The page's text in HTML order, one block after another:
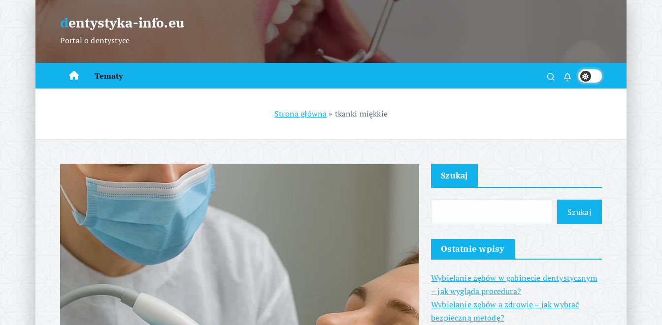
S
e
dentystyka-info.eu
Portal o dentystyce
Tematy
Strona główna » tkanki miękkie
Szukaj
Szukaj
Ostatnie wpisy
Wybielanie zębów w gabinecie dentystycznym
– jak wygląda procedura?
Wybielanie zębów a zdrowie – jak wybrać
bezpieczną metodę?